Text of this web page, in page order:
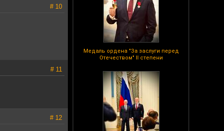
Медаль ордена "За заслуги перед
Отечеством" II степени
# 10
# 11
# 12